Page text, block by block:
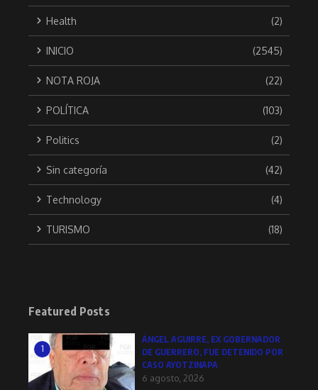
Health (2)
INICIO (2545)
NOTA ROJA (22)
POLÍTICA (103)
Politics (2)
Sin categoría (42)
Technology (4)
TURISMO (18)
Featured Posts
1
ÁNGEL AGUIRRE, EX GOBERNADOR
DE GUERRERO, FUE DETENIDO POR
CASO AYOTZINAPA
6 agosto, 2026